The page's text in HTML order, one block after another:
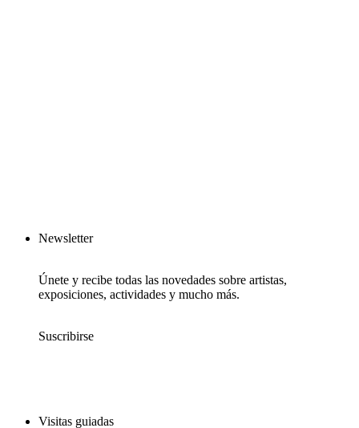
Newsletter
Únete y recibe todas las novedades sobre artistas,
exposiciones, actividades y mucho más.
Suscribirse
Visitas guiadas